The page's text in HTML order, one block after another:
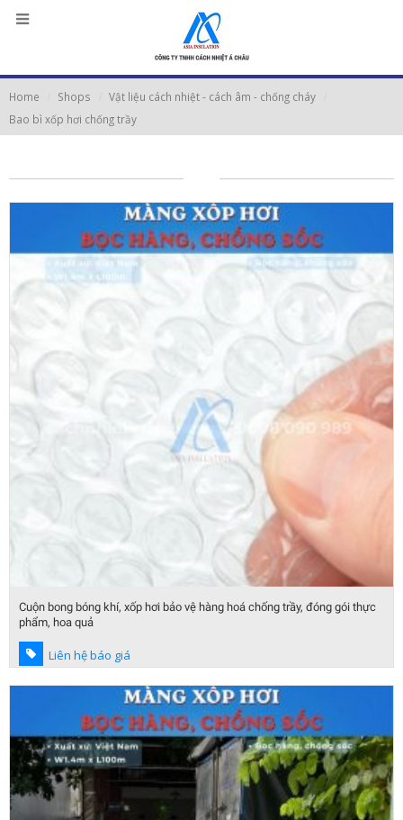
Home Shops
Vật liệu cách nhiệt - cách âm - chống cháy
Bao bì xốp hơi chống trầy
Cuộn bong bóng khí, xốp hơi bảo vệ hàng hoá chống trầy, đóng gói thực
phẩm, hoa quả
Liên hệ báo giá